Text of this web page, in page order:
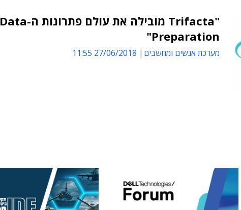
"Trifacta מובילה את עולם פתרונות ה-Data
Preparation"
מערכת אנשים ומחשבים 27/06/2018 11:55